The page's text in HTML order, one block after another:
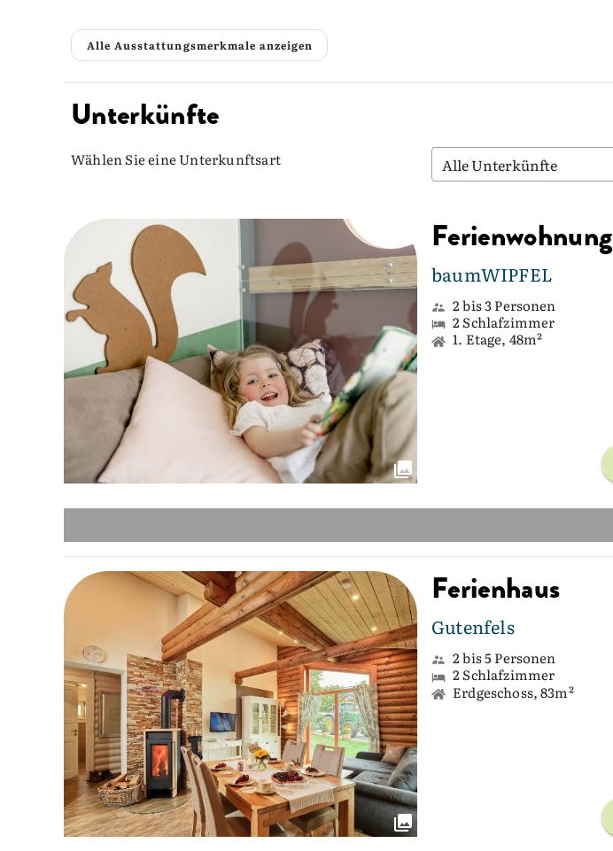
Alle Ausstattungsmerkmale anzeigen
Unterkünfte
Wählen Sie eine Unterkunftsart Alle Unterkünfte
Ferienwohnung
baumWIPFEL
2 bis 3 Personen
2 Schlafzimmer
1. Etage, 48m²
Ferienhaus
Gutenfels
2 bis 5 Personen
2 Schlafzimmer
Erdgeschoss, 83m²